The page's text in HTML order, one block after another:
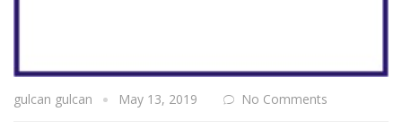
gulcan gulcan May 13, 2019 No Comments